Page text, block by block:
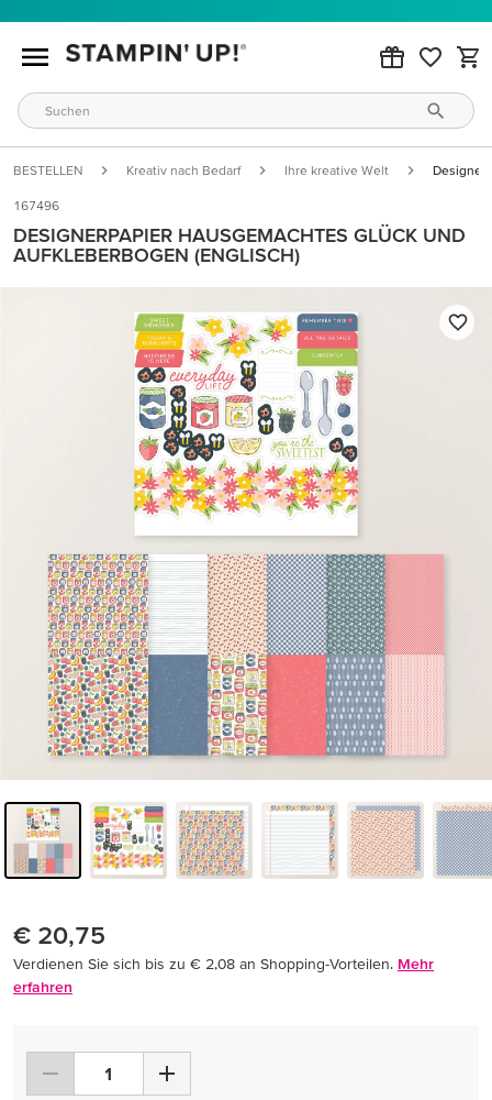
BESTELLEN Kreativ nach Bedarf Ihre kreative Welt
167496
DESIGNERPAPIER HAUSGEMACHTES GLÜCK UND
AUFKLEBERBOGEN (ENGLISCH)
€ 20,75
Verdienen Sie sich bis zu € 2,08 an Shopping-Vorteilen. Mehr
erfahren